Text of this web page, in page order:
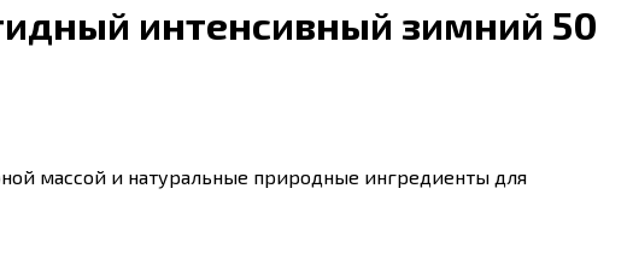
интенсивный зимний 50
массой и натуральные природные ингредиенты для